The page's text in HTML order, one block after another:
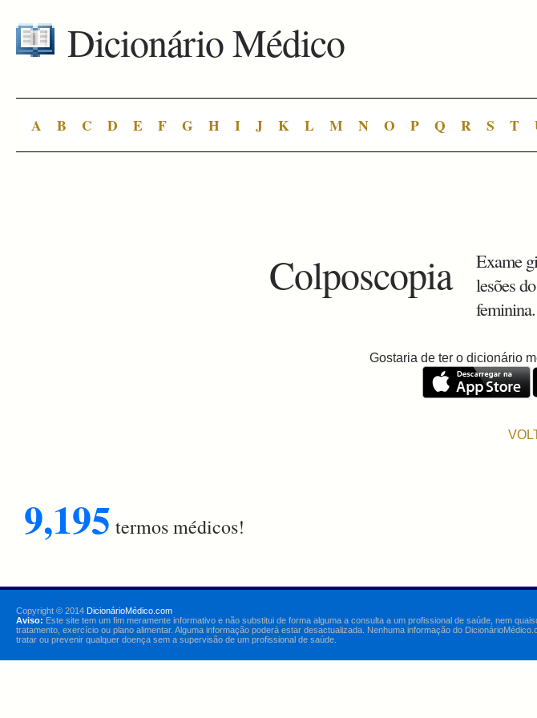
Dicionário Médico
A B C D E F G H I J K L M N O P Q R S T
Colposcopia
Exame
lesões
feminina.
Gostaria de ter o dicionário
9,195 termos médicos!
Copyright © 2014 DicionárioMédico.com
Aviso: Este site tem um fim meramente informativo e não substitui de forma alguma a consulta a um profissional de saúde, nem
tratamento, exercício ou plano alimentar. Alguma informação poderá estar desactualizada. Nenhuma informação do
tratar ou prevenir qualquer doença sem a supervisão de um profissional de saúde.